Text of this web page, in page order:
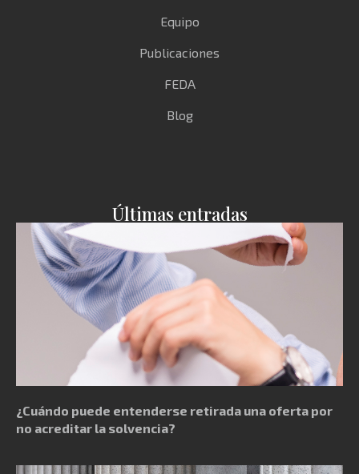
Equipo
Publicaciones
FEDA
Blog
Últimas entradas
¿Cuándo puede entenderse retirada una oferta por
no acreditar la solvencia?